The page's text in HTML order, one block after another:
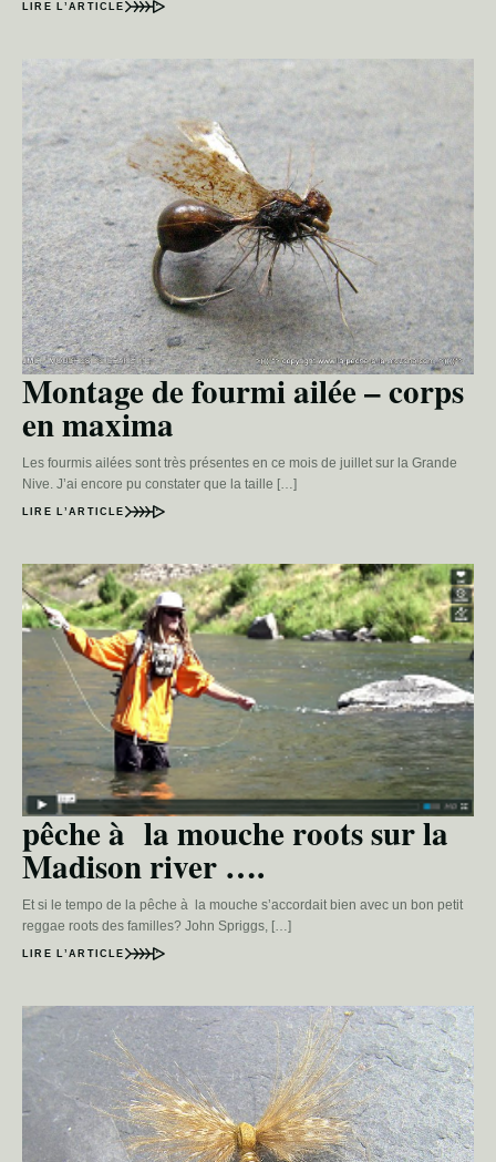
LIRE L’ARTICLE
Montage de fourmi ailée – corps
en maxima
Les fourmis ailées sont très présentes en ce mois de juillet sur la Grande
Nive. J’ai encore pu constater que la taille […]
LIRE L’ARTICLE
pêche à la mouche roots sur la
Madison river ….
Et si le tempo de la pêche à la mouche s’accordait bien avec un bon petit
reggae roots des familles? John Spriggs, […]
LIRE L’ARTICLE